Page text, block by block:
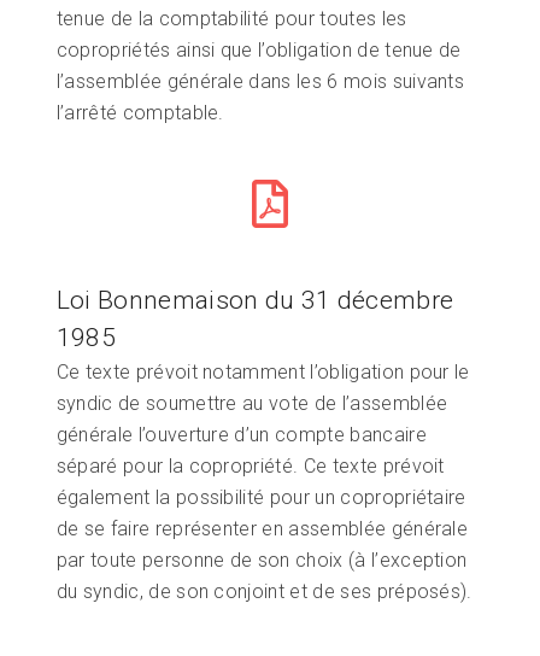
tenue de la comptabilité pour toutes les
copropriétés ainsi que l’obligation de tenue de
l’assemblée générale dans les 6 mois suivants
l’arrêté comptable.
Loi Bonnemaison du 31 décembre
1985
Ce texte prévoit notamment l’obligation pour le
syndic de soumettre au vote de l’assemblée
générale l’ouverture d’un compte bancaire
séparé pour la copropriété. Ce texte prévoit
également la possibilité pour un copropriétaire
de se faire représenter en assemblée générale
par toute personne de son choix (à l’exception
du syndic, de son conjoint et de ses préposés).